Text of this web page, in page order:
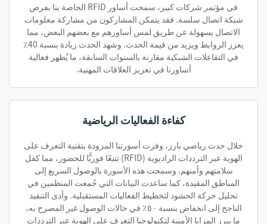
في مؤتمر شركات كبير، سمحت أساور RFID الخاصة بنا بفرص
شبكة اتصال سلسة. فقد يتمكن المشاركون من مشاركة معلومات
الاتصال بسهولة عن طريق لمس أساورهم مع بعضهم البعض، مما
يعزز الروابط ويزيد من قيمة الحدث. وشهد الحدث زيادة بنسبة 40٪
في التفاعلات الشبكية مقارنة بالسنوات السابقة، ما يُظهر فعالية
أساورنا في تعزيز العلاقات المهنية.
كفاءة الفعاليات الرياضية
خلال حدث رياضي بارز، وفرت أسورتنا المزودة بتقنية التعرف على
الهوية عبر الترددات الراديوية (RFID) تتبعًا فوريًّا للحضور، مما كفل
سلامتهم وأمنهم. وسمحت هذه الأسورة بالوصول السريع إلى
المناطق المقيدة، كما ساعدت البيانات التي جُمعت المنظمين في
تحليل حركة الحشود لتخطيط الفعاليات المستقبلية. وأدى التنفيذ
الناجح إلى انخفاض بنسبة ٥٠٪ في حالات الوصول غير المصرح به،
ما يبرز المزايا الأمنية لتكنولوجيا التعرف على الهوية عبر الترددات